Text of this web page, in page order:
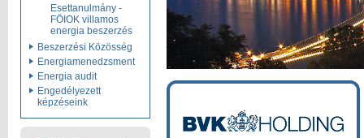
Esettanulmány -
FÖIOK villamos
energia beszerzés
Beszerzési Közösség
Energiamenedzsment
Energia audit
Engedélyezett
képzéseink